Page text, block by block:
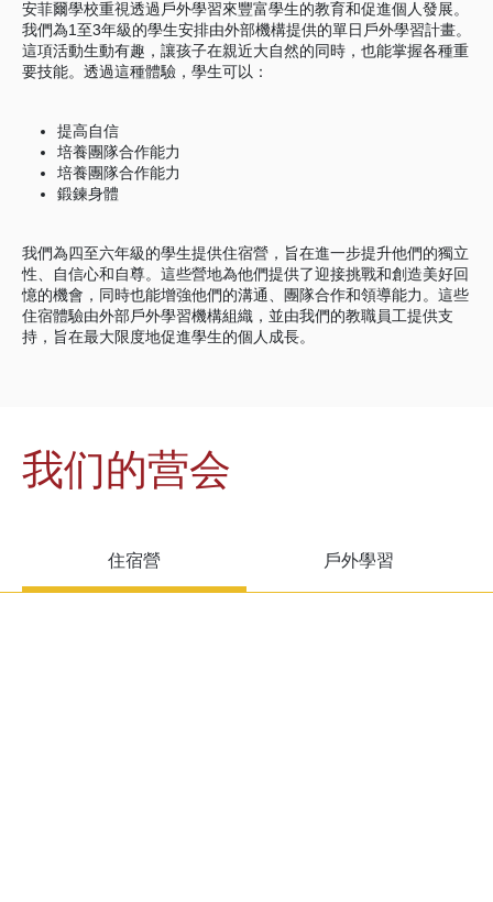
安菲爾學校重視透過戶外學習來豐富學生的教育和促進個人發展。
我們為1至3年級的學生安排由外部機構提供的單日戶外學習計畫。
這項活動生動有趣，讓孩子在親近大自然的同時，也能掌握各種重
要技能。透過這種體驗，學生可以：
提高自信
培養團隊合作能力
培養團隊合作能力
鍛鍊身體
我們為四至六年級的學生提供住宿營，旨在進一步提升他們的獨立
性、自信心和自尊。這些營地為他們提供了迎接挑戰和創造美好回
憶的機會，同時也能增強他們的溝通、團隊合作和領導能力。這些
住宿體驗由外部戶外學習機構組織，並由我們的教職員工提供支
持，旨在最大限度地促進學生的個人成長。
我们的营会
住宿營 戶外學習